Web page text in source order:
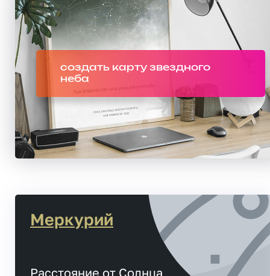
создать карту звездного
неба
Меркурий
Расстояние от Солнца